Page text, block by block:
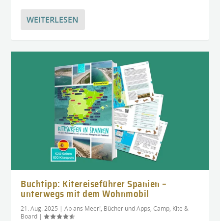
WEITERLESEN
Buchtipp: Kitereiseführer Spanien –
unterwegs mit dem Wohnmobil
21. Aug. 2025 |Ab ans Meer!, Bücher und Apps,Camp, Kite &
Board |